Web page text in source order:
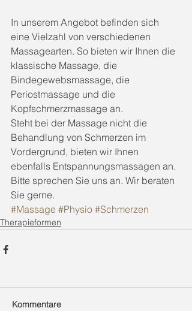
In unserem Angebot befinden sich
eine Vielzahl von verschiedenen
Massagearten. So bieten wir Ihnen die
klassische Massage, die
Bindegewebsmassage, die
Periostmassage und die
Kopfschmerzmassage an.
Steht bei der Massage nicht die
Behandlung von Schmerzen im
Vordergrund, bieten wir Ihnen
ebenfalls Entspannungsmassagen an.
Bitte sprechen Sie uns an. Wir beraten
Sie gerne.
#Massage #Physio #Schmerzen
Therapieformen
Kommentare